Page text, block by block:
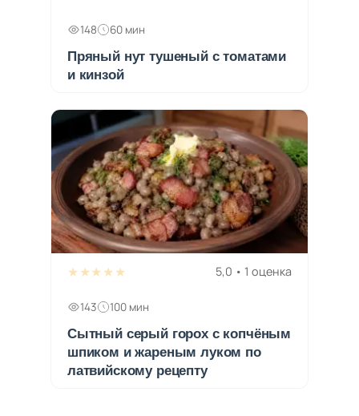
148 60 мин
Пряный нут тушеный с томатами
и кинзой
★★★★★ 5,0 • 1 оценка
143 100 мин
Сытный серый горох с копчёным
шпиком и жареным луком по
латвийскому рецепту